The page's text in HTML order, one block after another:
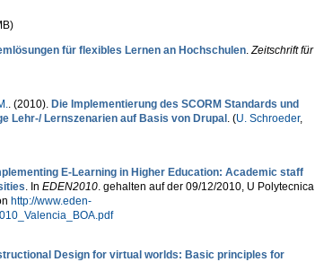
für flexibles Lernen an Hochschulen.Zeitschrift für
. (2010). Die Implementierung des SCORM Standards und
Lehr-/ Lernszenarien auf Basis von Drupal . (U. Schroeder,
E-Learning in Higher Education: Academic staff
. In EDEN2010. gehalten auf der 09/12/2010, U Polytecnica
http://www.eden-
Design for virtual worlds: Basic principles for